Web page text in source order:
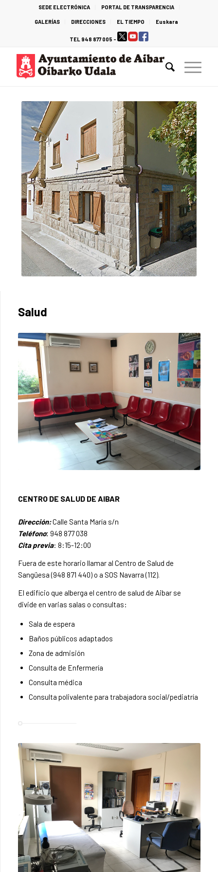
SEDE ELECTRÓNICA PORTAL DE TRANSPARENCIA
GALERÍAS DIRECCIONES EL TIEMPO Euskara
TEL 948 877 005 -
Salud
CENTRO DE SALUD DE AIBAR
Dirección:Calle Santa María s/n
Teléfono: 948 877 038
Cita previa: 8:15-12:00
Fuera de este horario llamar al Centro de Salud de
Sangüesa (948 871 440) o a SOS Navarra (112).
El edificio que alberga el centro de salud de Aibar se
divide en varias salas o consultas:
Sala de espera
Baños públicos adaptados
Zona de admisión
Consulta de Enfermería
Consulta médica
Consulta polivalente para trabajadora social/pediatría